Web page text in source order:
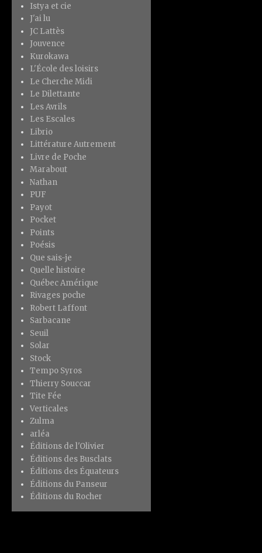
Istya et cie
J'ai lu
JC Lattès
Jouvence
Kurokawa
L'École des loisirs
Le Cherche Midi
Le Dilettante
Les Avrils
Les Escales
Librio
Littérature Autrement
Livre de Poche
Marabout
Nathan
PUF
Payot
Pocket
Points
Poésis
Que sais-je
Quelle histoire
Québec Amérique
Rivages poche
Robert Laffont
Sarbacane
Seuil
Solar
Stock
Tempo Syros
Thierry Souccar
Tite Fée
Verticales
Zulma
arléa
Éditions de l'Olivier
Éditions des Busclats
Éditions des Équateurs
Éditions du Panseur
Éditions du Rocher